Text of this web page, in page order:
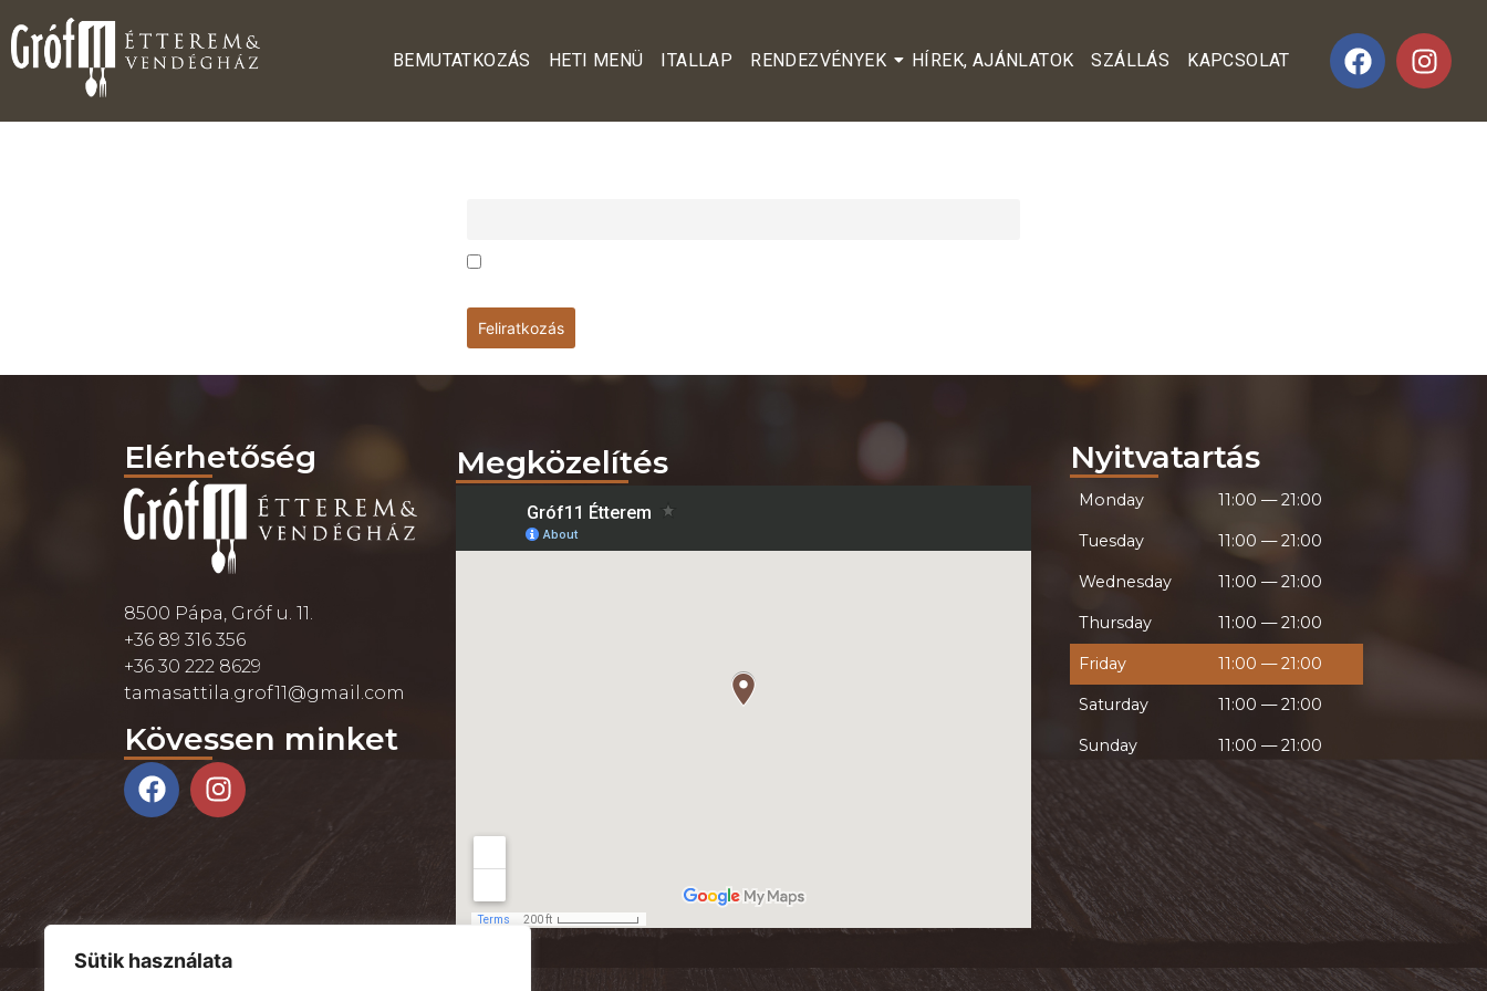
Sütik használata
BEMUTATKOZÁS HETI MENÜ ITALLAP RENDEZVÉNYEK HÍREK, AJÁNLATOK SZÁLLÁS KAPCSOLAT
Elérhetőség
8500 Pápa, Gróf u. 11.
+36 89 316 356
+36 30 222 8629
tamasattila.grof11@gmail.com
Kövessen minket
Megközelítés Nyitvatartás
Monday 11:00 — 21:00
Tuesday 11:00 — 21:00
Wednesday 11:00 — 21:00
Thursday 11:00 — 21:00
Friday 11:00 — 21:00
Saturday 11:00 — 21:00
Sunday 11:00 — 21:00